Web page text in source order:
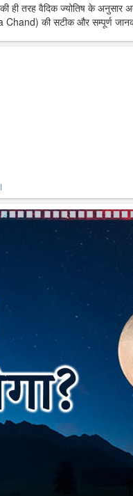
ही तरह वैदिक ज्योतिष के
की सटीक और सम्पूर्ण